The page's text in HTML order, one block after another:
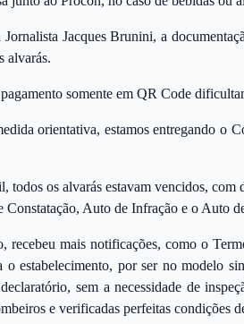
Jacques Brunini, a
alvarás.
somente em QR Code
orientativa, estamos entregando
os alvarás estavam vencidos,
Auto de Infração e o Auto
recebeu mais notificações, como o
o estabelecimento, por ser no modelo
sem a necessidade de
e verificadas perfeitas